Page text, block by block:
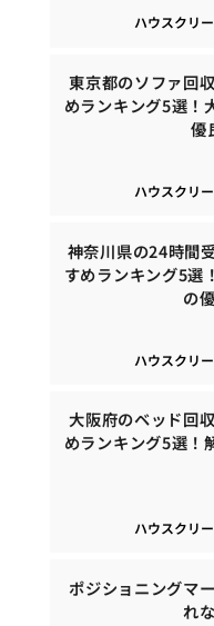
ハウスクリ
東京都のソファ回
めランキング5選！
優
ハウスクリ
神奈川県の24時間
すめランキング5選
の
ハウスクリ
大阪府のベッド回
めランキング5選！
ハウスクリ
ポジショニングマ
れ